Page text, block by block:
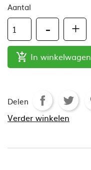
Aantal
 In winkelwagen
Delen
Verder winkelen